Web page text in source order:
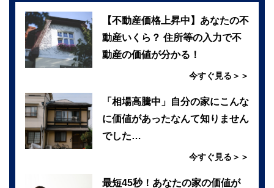
【不動産価格上昇中】あなたの不
動産いくら？ 住所等の入力で不
動産の価値が分かる！
今すぐ見る＞＞
「相場高騰中」自分の家にこんな
に価値があったなんて知りません
でした…
今すぐ見る＞＞
最短45秒！あなたの家の価値が